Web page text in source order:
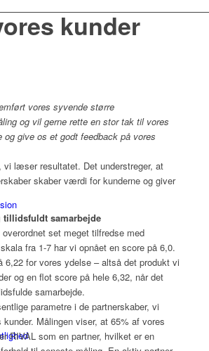
kunder
vores syvende større
og vil gerne rette en stor tak til vores
og give os et godt feedback på vores
vi læser resultatet. Det understreger, at
skaber værdi for kunderne og giver
samarbejde
set meget tilfredse med
fra 1-7 har vi opnået en score på 6,0.
6,22 for vores ydelse – altså det produkt vi
og en flot score på hele 6,32, når det
samarbejde.
parametre i de partnerskaber, vi
kunder. Målingen viser, at 65% af vores
RIVAL som en partner, hvilket er en